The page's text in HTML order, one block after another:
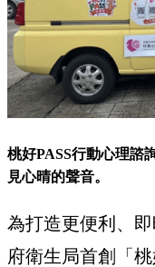
桃好PASS行動心理諮
見心晴的聲音。
為打造更便利、
府衛生局首創「